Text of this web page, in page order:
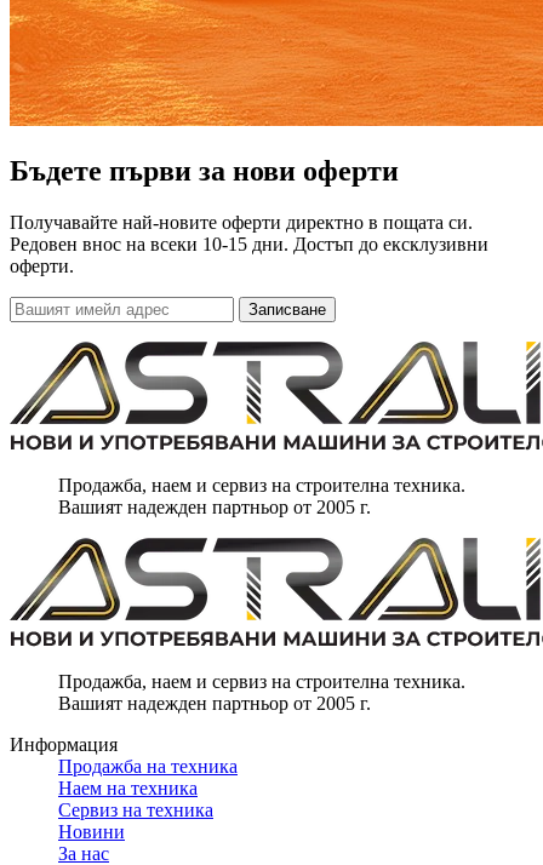
Бъдете първи за нови оферти
Получавайте най-новите оферти директно в пощата си.
Редовен внос на всеки 10-15 дни. Достъп до ексклузивни
оферти.
Записване
Продажба, наем и сервиз на строителна техника.
Вашият надежден партньор от 2005 г.
Продажба, наем и сервиз на строителна техника.
Вашият надежден партньор от 2005 г.
Информация
Продажба на техника
Наем на техника
Сервиз на техника
Новини
За нас